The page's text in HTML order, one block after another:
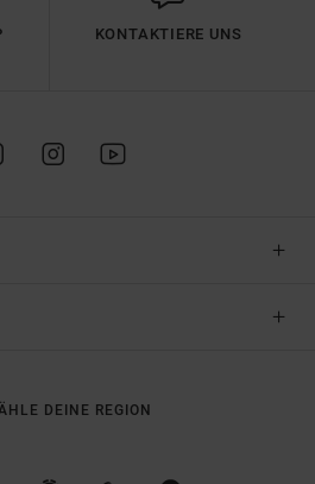
KONTAKTIERE UNS
DEINE REGION